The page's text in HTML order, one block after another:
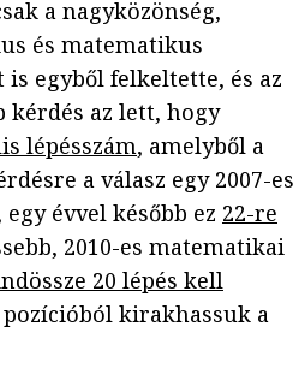
a nagyközönség,
és matematikus
egyből felkeltette, és az
kérdés az lett, hogy
lépésszám, amelyből a
a válasz egy 2007-es
egy évvel később ez 22-re
2010-es matematikai
20 lépés kell
kirakhassuk a